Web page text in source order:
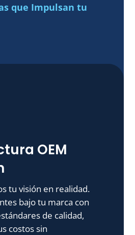
que Impulsan tu
OEM
tu visión en realidad.
bajo tu marca con
de calidad,
costos sin